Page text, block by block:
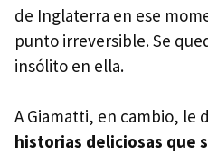
de Inglaterra en ese
punto irreversible. Se
insólito en ella.
A Giamatti, en cambio, le
historias deliciosas que